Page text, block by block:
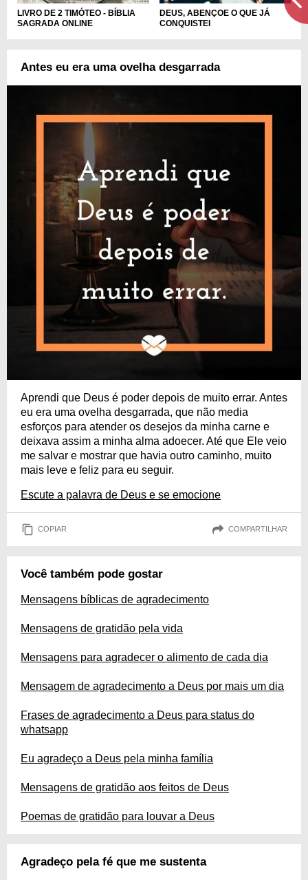
LIVRO DE 2 TIMÓTEO - BÍBLIA
SAGRADA ONLINE
DEUS, ABENÇOE O QUE JÁ
CONQUISTEI
Antes eu era uma ovelha desgarrada
Aprendi que Deus é poder depois de muito errar. Antes
eu era uma ovelha desgarrada, que não media
esforços para atender os desejos da minha carne e
deixava assim a minha alma adoecer. Até que Ele veio
me salvar e mostrar que havia outro caminho, muito
mais leve e feliz para eu seguir.
Escute a palavra de Deus e se emocione
COPIAR COMPARTILHAR
Você também pode gostar
Mensagens bíblicas de agradecimento
Mensagens de gratidão pela vida
Mensagens para agradecer o alimento de cada dia
Mensagem de agradecimento a Deus por mais um dia
Frases de agradecimento a Deus para status do
whatsapp
Eu agradeço a Deus pela minha família
Mensagens de gratidão aos feitos de Deus
Poemas de gratidão para louvar a Deus
Agradeço pela fé que me sustenta